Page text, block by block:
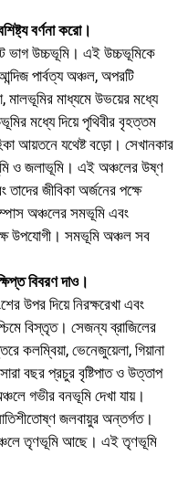
বর্ণনা করাে।
ভাগ উচ্চভূমি। এই উচ্চভূমিকে
পার্বত্য অঞ্চল, অপরটি
মালভূমির মাধ্যমে উভয়ের মধ্যে
মধ্যে দিয়ে পৃথিবীর বৃহত্তম
আয়তনে যথেষ্ট বড়াে। সেখানকার
ও জলাভূমি। এই অঞ্চলের উষ্ণ
জীবিকা অর্জনের পক্ষে
অঞ্চলের সমভূমি এবং
উপযােগী। সমভূমি অঞ্চল সব
বিবরণ দাও।
উপর দিয়ে নিরক্ষরেখা এবং
বিস্তৃত। সেজন্য ব্রাজিলের
ভেনেজুয়েলা, গিয়ানা
বছর প্রচুর বৃষ্টিপাত ও উত্তাপ
গভীর বনভূমি দেখা যায়।
জলবায়ুর অন্তর্গত।
তৃণভূমি আছে। এই তৃণভূমি